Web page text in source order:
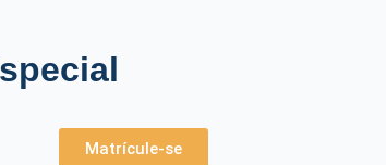
Matrícule-se